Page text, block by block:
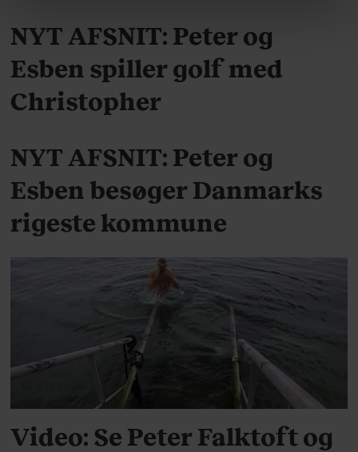
behandling af dine personoplysninger i forbindelse
hermed i både voresprivatlivspolitik cookiepolitik
NYT AFSNIT: Peter og
Esben spiller golf med
Christopher
KULTUR
NYT AFSNIT: Peter og
Esben besøger Danmarks
rigeste kommune
Video: Se Peter Falktoft og